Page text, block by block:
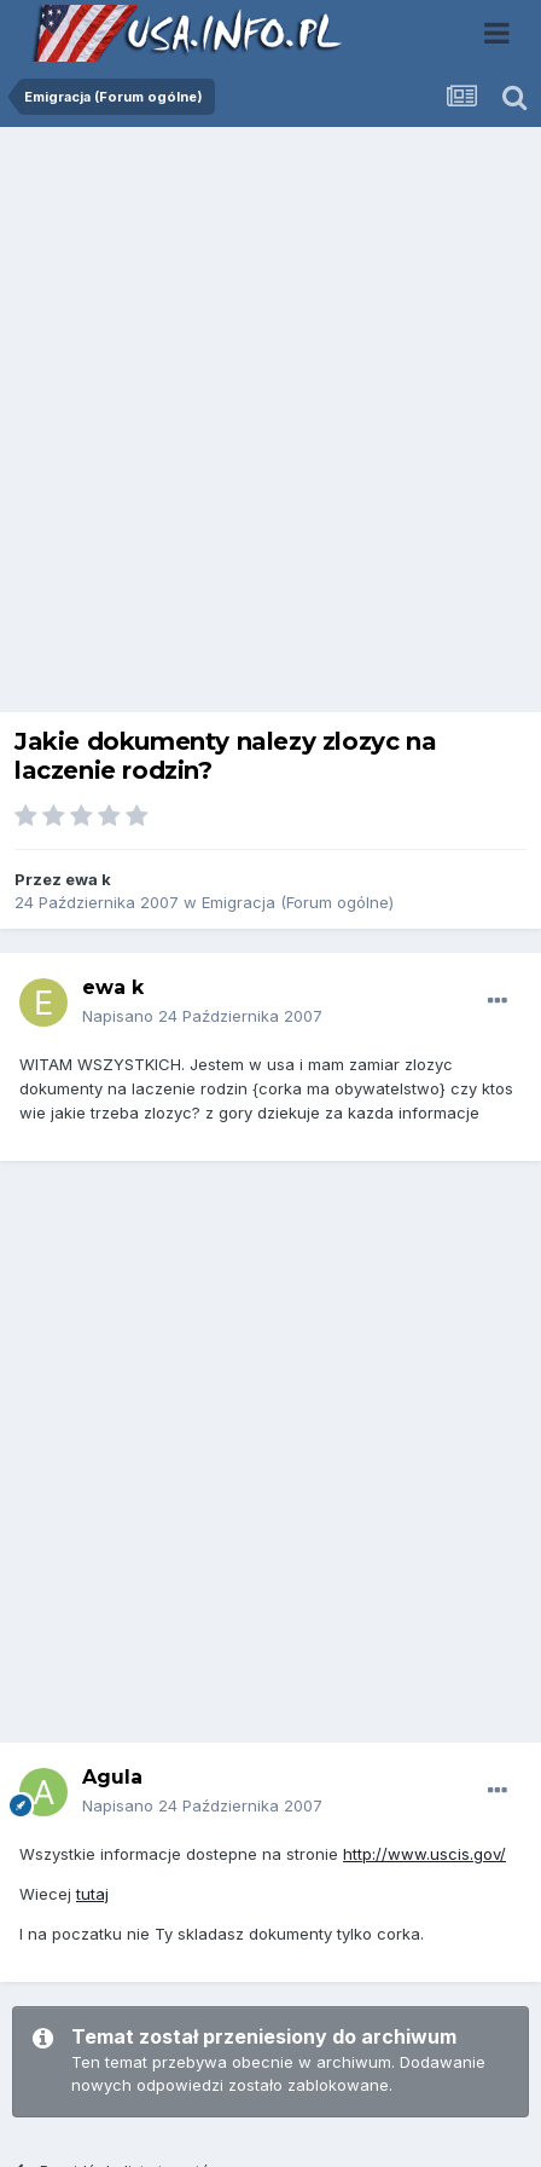
Emigracja (Forum ogólne)
Jakie dokumenty nalezy zlozyc na
laczenie rodzin?
Przez ewa k
24 Października 2007 w Emigracja (Forum ogólne)
ewa k
Napisano 24 Października 2007
WITAM WSZYSTKICH. Jestem w usa i mam zamiar zlozyc
dokumenty na laczenie rodzin {corka ma obywatelstwo} czy ktos
wie jakie trzeba zlozyc? z gory dziekuje za kazda informacje
Agula
Napisano 24 Października 2007
Wszystkie informacje dostepne na stronie http://www.uscis.gov/
Wiecejtutaj
I na poczatku nie Ty skladasz dokumenty tylko corka.
Temat został przeniesiony do archiwum
Ten temat przebywa obecnie w archiwum. Dodawanie
nowych odpowiedzi zostało zablokowane.